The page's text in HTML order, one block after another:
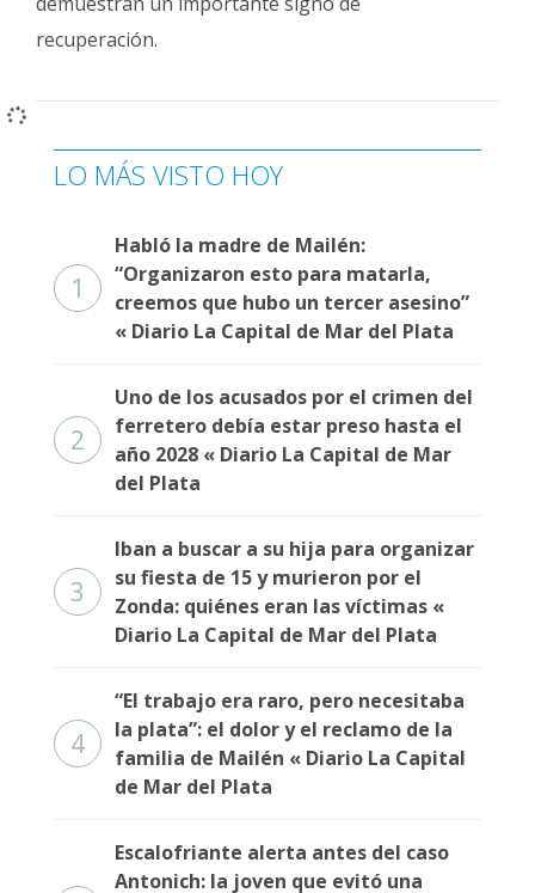
recuperación.
LO MÁS VISTO HOY
1
Habló la madre de Mailén:
“Organizaron esto para matarla,
creemos que hubo un tercer asesino”
« Diario La Capital de Mar del Plata
2
Uno de los acusados por el crimen del
ferretero debía estar preso hasta el
año 2028 « Diario La Capital de Mar
del Plata
3
Iban a buscar a su hija para organizar
su fiesta de 15 y murieron por el
Zonda: quiénes eran las víctimas «
Diario La Capital de Mar del Plata
4
“El trabajo era raro, pero necesitaba
la plata”: el dolor y el reclamo de la
familia de Mailén « Diario La Capital
de Mar del Plata
Escalofriante alerta antes del caso
Antonich: la joven que evitó una